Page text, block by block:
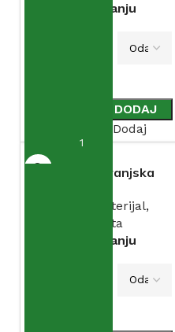
Na stanju
DODAJ
Dodaj
Svijetiljka vanjska
Elektromaterijal,
Rasvjeta
Na stanju